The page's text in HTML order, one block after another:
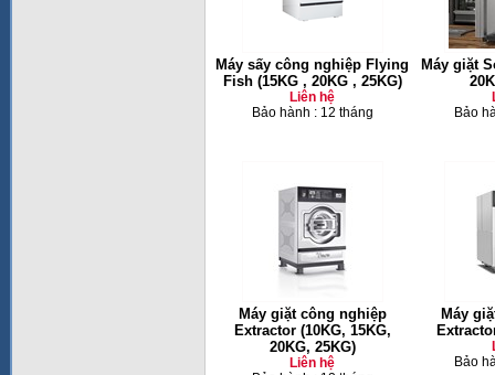
Máy sấy công nghiệp Flying
Fish (15KG , 20KG , 25KG)
Liên hệ
Bảo hành : 12 tháng
Máy giặt
Bảo
Máy giặt công nghiệp
Extractor (10KG, 15KG,
20KG, 25KG)
Liên hệ
Máy
Bảo